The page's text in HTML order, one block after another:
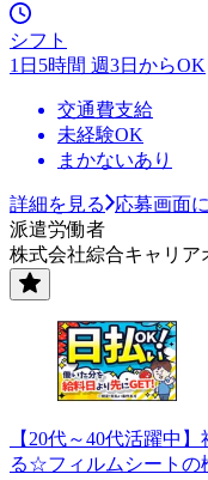
シフト
1日5時間 週3日からOK
交通費支給
未経験OK
まかないあり
詳細を見る
応募画面
派遣労働者
株式会社綜合キャリア
【20代～40代活躍中
る☆フィルムシートの